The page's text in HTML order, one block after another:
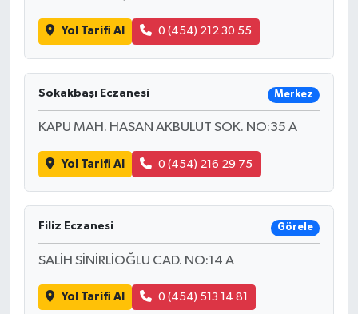
Yol Tarifi Al 0 (454) 212 30 55
Sokakbaşı Eczanesi Merkez
KAPU MAH. HASAN AKBULUT SOK. NO:35 A
Yol Tarifi Al 0 (454) 216 29 75
Filiz Eczanesi Görele
SALİH SİNİRLİOĞLU CAD. NO:14 A
Yol Tarifi Al 0 (454) 513 14 81